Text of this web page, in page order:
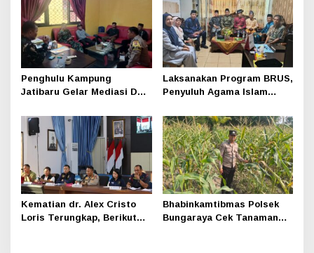
Masyarakat Dikuatkan
Penghulu Kampung
Jatibaru Gelar Mediasi Dua
Pihak Tak Hadir
Laksanakan Program BRUS,
Penyuluh Agama Islam
1
Kematian dr. Alex Cristo
Loris Terungkap, Berikut
Bhabinkamtibmas Polsek
Bungaraya Cek Tanaman